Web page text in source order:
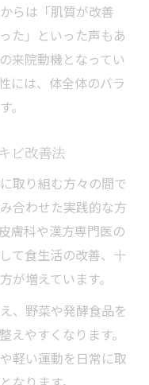
らは「肌質が改善
た」といった声もあ
来院動機となってい
には、体全体のバラ
。
ビ改善法
取り組む方々の間で
合わせた実践的な方
膚科や漢方専門医の
て食生活の改善、十
が増えています。
、野菜や発酵食品を
えやすくなります。
軽い運動を日常に取